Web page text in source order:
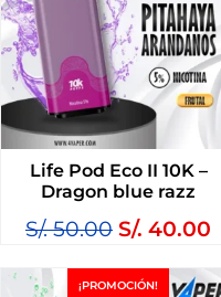
Life Pod Eco II 10K –
Dragon blue razz
S/.50.00 S/. 40.00
¡PROMOCIÓN!